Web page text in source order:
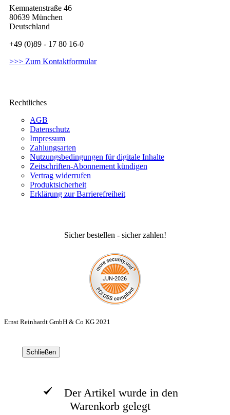
Kemnatenstraße 46
80639 München
Deutschland
+49 (0)89 - 17 80 16-0
>>> Zum Kontaktformular
Rechtliches
AGB
Datenschutz
Impressum
Zahlungsarten
Nutzungsbedingungen für digitale Inhalte
Zeitschriften-Abonnement kündigen
Vertrag widerrufen
Produktsicherheit
Erklärung zur Barrierefreiheit
Sicher bestellen - sicher zahlen!
Ernst Reinhardt GmbH & Co KG 2021
Schließen
Der Artikel wurde in den
Warenkorb gelegt